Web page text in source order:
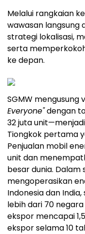
Melalui rangkaian
wawasan langsung
strategi lokalisasi,
serta
ke depan.
SGMW mengusung
Everyone"dengan
32 juta
Tiongkok pertama
Penjualan mobil
unit dan
besar dunia.
mengoperasikan
Indonesia dan
lebih dari 70
ekspor mencapai
ekspor selama 10